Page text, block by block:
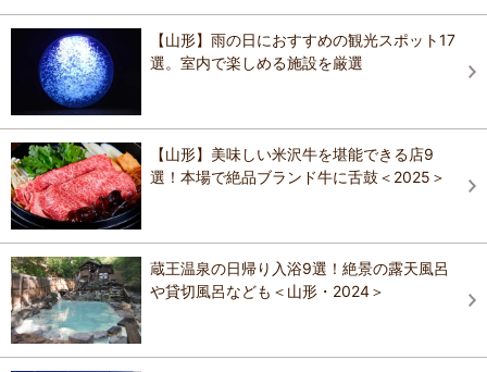
【山形】雨の日におすすめの観光スポット17
選。室内で楽しめる施設を厳選
【山形】美味しい米沢牛を堪能できる店9
選！本場で絶品ブランド牛に舌鼓＜2025＞
蔵王温泉の日帰り入浴9選！絶景の露天風呂
や貸切風呂なども＜山形・2024＞